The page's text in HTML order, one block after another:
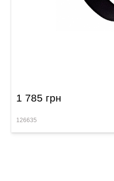
1 785 грн
126635